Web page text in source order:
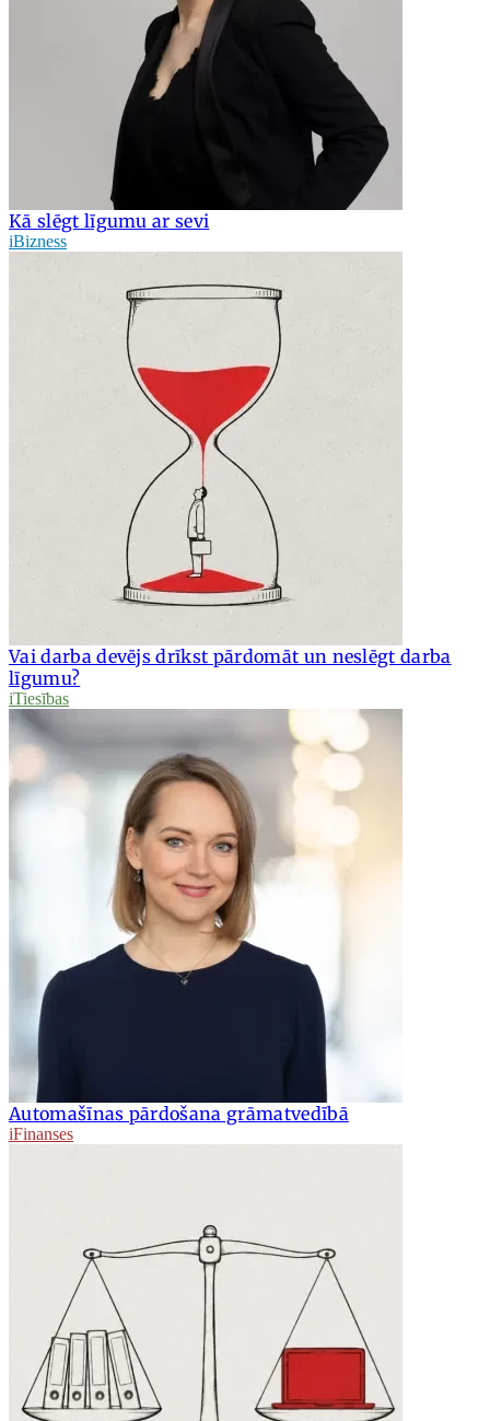
Kā slēgt līgumu ar sevi
iBizness
Vai darba devējs drīkst pārdomāt un neslēgt darba
līgumu?
iTiesības
Automašīnas pārdošana grāmatvedībā
iFinanses